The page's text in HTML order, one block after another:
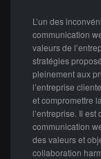
L’un des
communication
valeurs de
stratégies
pleinement aux
l’entreprise
et compromettre
l’entreprise. Il
communication
des valeurs et
collaboration